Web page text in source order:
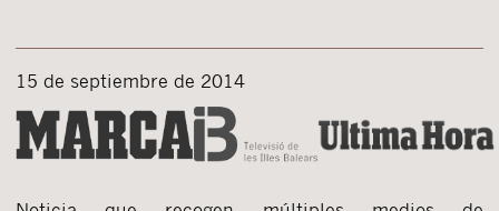
15 de septiembre de 2014